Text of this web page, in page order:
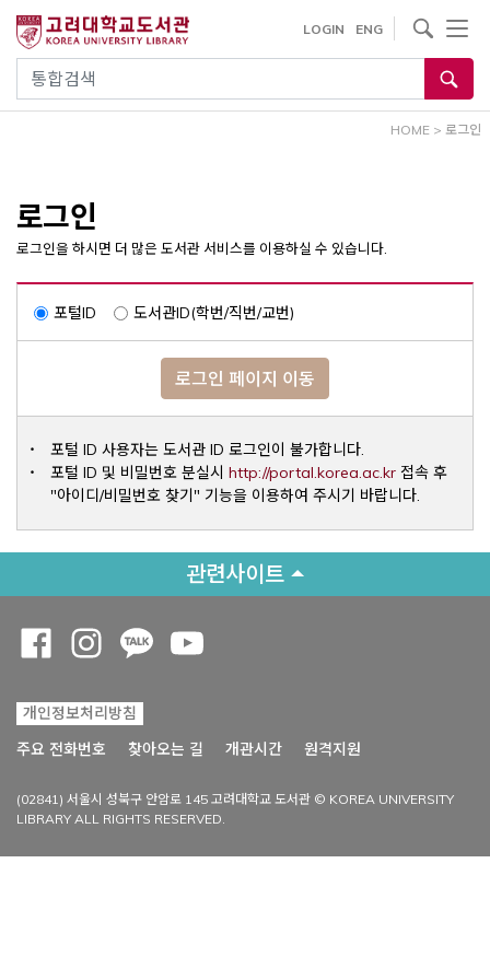
건
통합검색
LOGIN ENG
사이트내 검색
HOME > 로그인
로그인
로그인을 하시면 더 많은 도서관 서비스를 이용하실 수 있습니다.
포털ID 도서관ID(학번/직번/교번)
로그인 페이지 이동
포털 ID 사용자는 도서관 ID 로그인이 불가합니다.
포털 ID 및 비밀번호 분실시 http://portal.korea.ac.krOpens a
접속 후
"아이디/비밀번호 찾기" 기능을 이용하여 주시기 바랍니다.
관련사이트
개인정보처리방침
주요 전화번호
찾아오는 길 개관시간 원격지원
(02841) 서울시 성북구 안암로 145 고려대학교 도서관 © KOREA UNIVERSITY
LIBRARY ALL RIGHTS RESERVED.
Opens a new window
Opens a new window
Opens a new window